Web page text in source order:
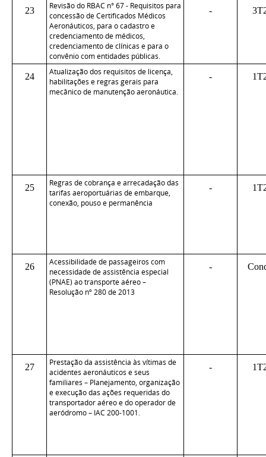
23
Revisão do RBAC n° 67 - Requisitos para
concessão de Certificados Médicos
Aeronáuticos, para o cadastro e
credenciamento de médicos,
credenciamento de clínicas e para o
convênio com entidades públicas.
-
24
Atualização dos requisitos de licença,
habilitações e regras gerais para
mecânico de manutenção aeronáutica.
-
25
Regras de cobrança e arrecadação das
tarifas aeroportuárias de embarque,
conexão, pouso e permanência
-
26
Acessibilidade de passageiros com
necessidade de assistência especial
(PNAE) ao transporte aéreo –
Resolução nº 280 de 2013
-
27
Prestação da assistência às vítimas de
acidentes aeronáuticos e seus
familiares – Planejamento, organização
e execução das ações requeridas do
transportador aéreo e do operador de
aeródromo – IAC 200-1001.
-